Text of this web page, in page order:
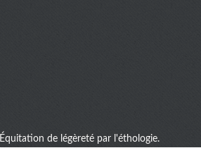
Équitation de légèreté par l'éthologie.